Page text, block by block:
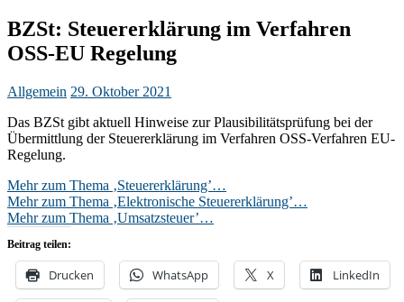
BZSt: Steuererklärung im Verfahren
OSS-EU Regelung
Allgemein 29. Oktober 2021
Das BZSt gibt aktuell Hinweise zur Plausibilitätsprüfung bei der
Übermittlung der Steuererklärung im Verfahren OSS-Verfahren EU-
Regelung.
Mehr zum Thema ‚Steuererklärung’…
Mehr zum Thema ‚Elektronische Steuererklärung’…
Mehr zum Thema ‚Umsatzsteuer’…
Beitrag teilen:
Drucken WhatsApp X LinkedIn